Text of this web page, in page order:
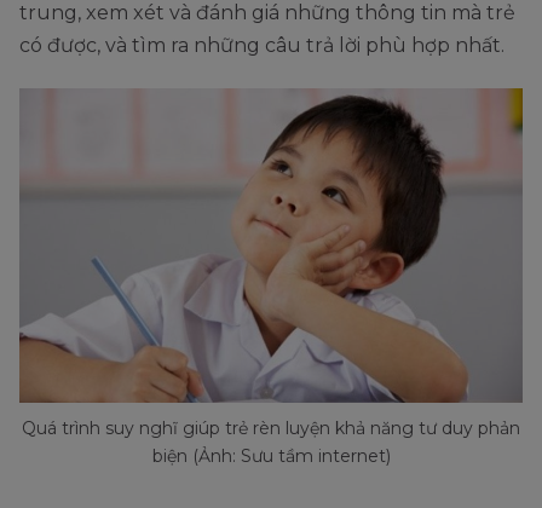
trung, xem xét và đánh giá những thông tin mà trẻ
có được, và tìm ra những câu trả lời phù hợp nhất.
Quá trình suy nghĩ giúp trẻ rèn luyện khả năng tư duy phản
biện (Ảnh: Sưu tầm internet)